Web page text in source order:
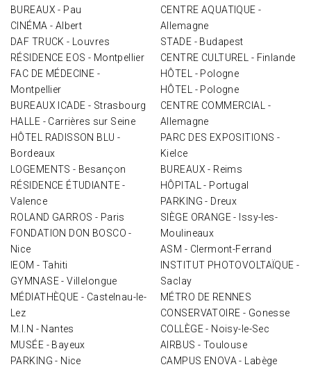
BUREAUX - Pau
CINÉMA - Albert
DAF TRUCK - Louvres
RÉSIDENCE EOS - Montpellier
FAC DE MÉDECINE -
Montpellier
BUREAUX ICADE - Strasbourg
HALLE - Carrières sur Seine
HÔTEL RADISSON BLU -
Bordeaux
LOGEMENTS - Besançon
RÉSIDENCE ÉTUDIANTE -
Valence
ROLAND GARROS - Paris
FONDATION DON BOSCO -
Nice
IEOM - Tahiti
GYMNASE - Villelongue
MÉDIATHÈQUE - Castelnau-le-
Lez
M.I.N - Nantes
MUSÉE - Bayeux
PARKING - Nice
CENTRE AQUATIQUE -
Allemagne
STADE - Budapest
CENTRE CULTUREL - Finlande
HÔTEL - Pologne
HÔTEL - Pologne
CENTRE COMMERCIAL -
Allemagne
PARC DES EXPOSITIONS -
Kielce
BUREAUX - Reims
HÔPITAL - Portugal
PARKING - Dreux
SIÈGE ORANGE - Issy-les-
Moulineaux
ASM - Clermont-Ferrand
INSTITUT PHOTOVOLTAÏQUE -
Saclay
MÉTRO DE RENNES
CONSERVATOIRE - Gonesse
COLLÈGE - Noisy-le-Sec
AIRBUS - Toulouse
CAMPUS ENOVA - Labège